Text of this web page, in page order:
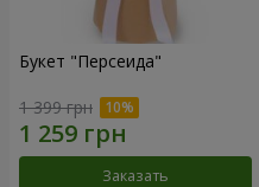
Букет "Персеида"
1 399 грн
Заказать